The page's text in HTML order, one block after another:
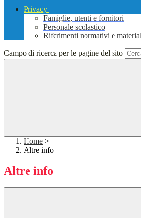
Privacy
Famiglie, utenti e fornitori
Personale scolastico
Riferimenti normativi e
Campo di ricerca per le pagine del sito
Home >
Altre info
Altre info